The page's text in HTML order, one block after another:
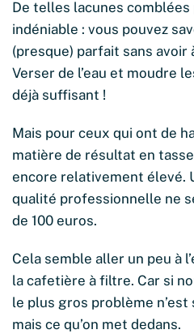
De telles lacunes
indéniable : vous pouvez
(presque) parfait sans avoir
Verser de l’eau et moudre
déjà suffisant !
Mais pour ceux qui ont de
matière de résultat en
encore relativement élevé.
qualité professionnelle ne
de 100 euros.
Cela semble aller un peu à
la cafetière à filtre. Car si
le plus gros problème n’est
mais ce qu’on met dedans.